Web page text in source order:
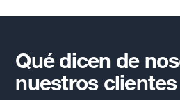
Qué dicen de
nuestros clientes